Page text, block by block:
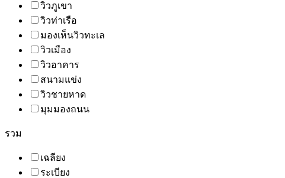
วิวภูเขา
วิวท่าเรือ
มองเห็นวิวทะเล
วิวเมือง
วิวอาคาร
สนามแข่ง
วิวชายหาด
มุมมองถนน
รวม
เฉลียง
ระเบียง